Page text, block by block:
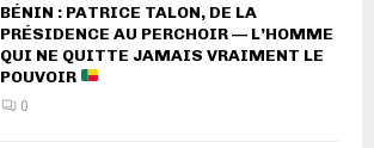
BÉNIN : PATRICE TALON, DE LA
PRÉSIDENCE AU PERCHOIR — L’HOMME
QUI NE QUITTE JAMAIS VRAIMENT LE
POUVOIR
0